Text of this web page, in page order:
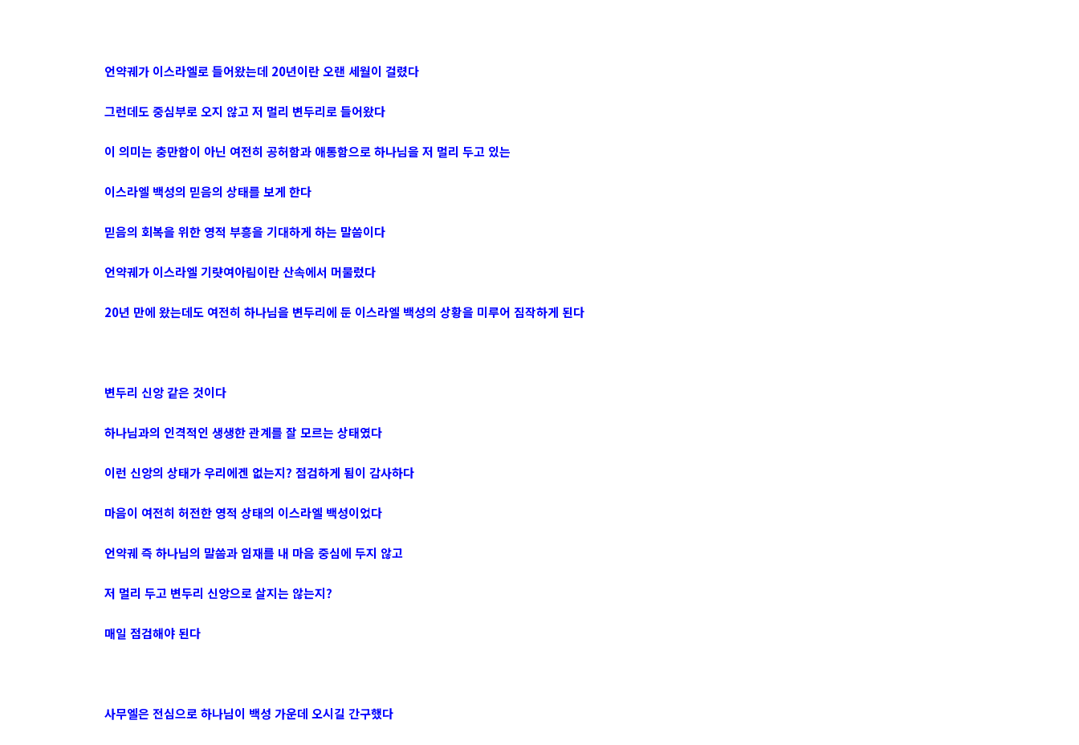
언약궤가 이스라엘로 들어왔는데 20년이란 오랜 세월이 걸렸다
그런데도 중심부로 오지 않고 저 멀리 변두리로 들어왔다
이 의미는 충만함이 아닌 여전히 공허함과 애통함으로 하나님을 저 멀리 두고 있는
이스라엘 백성의 믿음의 상태를 보게 한다
믿음의 회복을 위한 영적 부흥을 기대하게 하는 말씀이다
언약궤가 이스라엘 기럇여아림이란 산속에서 머물렀다
20년 만에 왔는데도 여전히 하나님을 변두리에 둔 이스라엘 백성의 상황을 미루어 짐작하게 된다
변두리 신앙 같은 것이다
하나님과의 인격적인 생생한 관계를 잘 모르는 상태였다
이런 신앙의 상태가 우리에겐 없는지? 점검하게 됨이 감사하다
마음이 여전히 허전한 영적 상태의 이스라엘 백성이었다
언약궤 즉 하나님의 말씀과 임재를 내 마음 중심에 두지 않고
저 멀리 두고 변두리 신앙으로 살지는 않는지?
매일 점검해야 된다
사무엘은 전심으로 하나님이 백성 가운데 오시길 간구했다